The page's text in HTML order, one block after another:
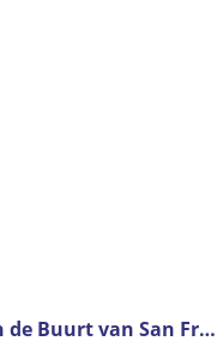
Beste Prestatie Rijscholen in de Buurt van San Francisco